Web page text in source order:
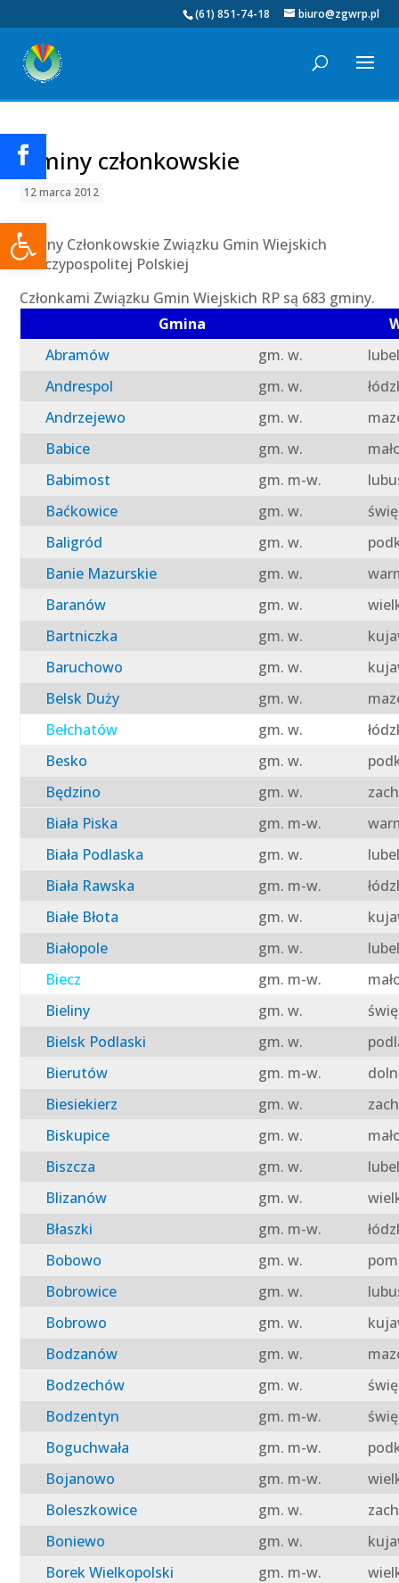
Otwórz pasek narzędzi
(61) 851-74-18 biuro@zgwrp.pl
Gminy członkowskie
12 marca 2012
Gminy Członkowskie Związku Gmin Wiejskich
Rzeczypospolitej Polskiej
Członkami Związku Gmin Wiejskich RP są 683 gminy.
Gmina
Abramów
gm. w.
Andrespol
gm. w.
Andrzejewo
gm. w.
Babice
gm. w.
Babimost
gm. m-w.
Baćkowice
gm. w.
Baligród
gm. w.
Banie Mazurskie
gm. w.
Baranów
gm. w.
Bartniczka
gm. w.
Baruchowo
gm. w.
Belsk Duży
gm. w.
Bełchatów
gm. w.
Besko
gm. w.
Będzino
gm. w.
Biała Piska
gm. m-w.
Biała Podlaska
gm. w.
Biała Rawska
gm. m-w.
Białe Błota
gm. w.
Białopole
gm. w.
Biecz
gm. m-w.
Bieliny
gm. w.
Bielsk Podlaski
gm. w.
Bierutów
gm. m-w.
Biesiekierz
gm. w.
Biskupice
gm. w.
Biszcza
gm. w.
Blizanów
gm. w.
Błaszki
gm. m-w.
Bobowo
gm. w.
Bobrowice
gm. w.
Bobrowo
gm. w.
Bodzanów
gm. w.
Bodzechów
gm. w.
Bodzentyn
gm. m-w.
Boguchwała
gm. m-w.
Bojanowo
gm. m-w.
Boleszkowice
gm. w.
Boniewo
gm. w.
Borek Wielkopolski
gm. m-w.